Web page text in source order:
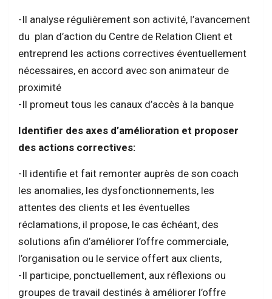
-Il analyse régulièrement son activité, l’avancement
du plan d’action du Centre de Relation Client et
entreprend les actions correctives éventuellement
nécessaires, en accord avec son animateur de
proximité
-Il promeut tous les canaux d’accès à la banque
Identifier des axes d’amélioration et proposer
des actions correctives:
-Il identifie et fait remonter auprès de son coach
les anomalies, les dysfonctionnements, les
attentes des clients et les éventuelles
réclamations, il propose, le cas échéant, des
solutions afin d’améliorer l’offre commerciale,
l’organisation ou le service offert aux clients,
-Il participe, ponctuellement, aux réflexions ou
groupes de travail destinés à améliorer l’offre